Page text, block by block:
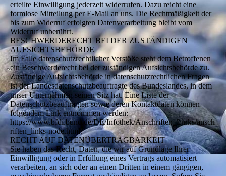
erteilte Einwilligung jederzeit widerrufen. Dazu reicht eine
formlose Mitteilung per E-Mail an uns. Die Rechtmäßigkeit der
bis zum Widerruf erfolgten Datenverarbeitung bleibt vom
Widerruf unberührt.
BESCHWERDERECHT BEI DER ZUSTÄNDIGEN
AUFSICHTSBEHÖRDE
Im Falle datenschutzrechtlicher Verstöße steht dem Betroffenen
ein Beschwerderecht bei der zuständigen Aufsichtsbehörde zu.
Zuständige Aufsichtsbehörde in datenschutzrechtlichen Fragen
ist der Landesdatenschutzbeauftragte des Bundeslandes, in dem
unser Unternehmen seinen Sitz hat. Eine Liste der
Datenschutzbeauftragten sowie deren Kontaktdaten können
folgendem Link entnommen werden:
https://www.bfdi.bund.de/DE/Infothek/Anschriften_Links/ansch
riften_links-node.html.
RECHT AUF DATENÜBERTRAGBARKEIT
Sie haben das Recht, Daten, die wir auf Grundlage Ihrer
Einwilligung oder in Erfüllung eines Vertrags automatisiert
verarbeiten, an sich oder an einen Dritten in einem gängigen,